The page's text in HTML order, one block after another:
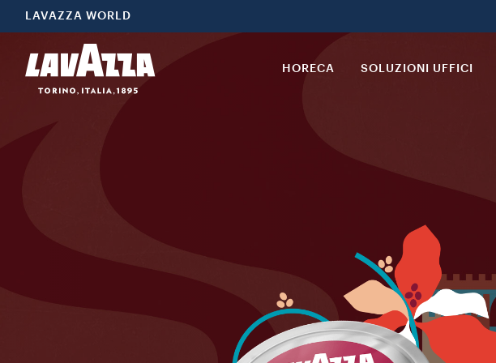
LAVAZZA WORLD
HORECA SOLUZIONI UFFICI